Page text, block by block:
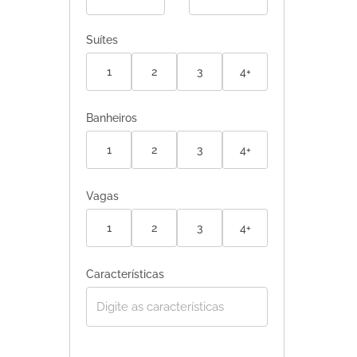
Suítes
1 2 3 4+
Banheiros
1 2 3 4+
Vagas
1 2 3 4+
Características